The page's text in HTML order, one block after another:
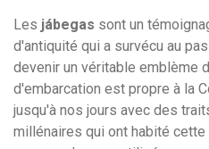
Les jábegas sont un
d'antiquité qui a survécu au
devenir un véritable emblème
d'embarcation est propre à la
jusqu'à nos jours avec des
millénaires qui ont habité